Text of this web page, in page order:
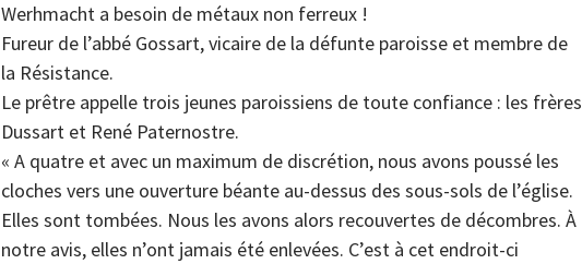
Werhmacht a besoin de métaux non ferreux !
Fureur de l’abbé Gossart, vicaire de la défunte paroisse et membre de
la Résistance.
Le prêtre appelle trois jeunes paroissiens de toute confiance : les frères
Dussart et René Paternostre.
« A quatre et avec un maximum de discrétion, nous avons poussé les
cloches vers une ouverture béante au-dessus des sous-sols de l’église.
Elles sont tombées. Nous les avons alors recouvertes de décombres. À
notre avis, elles n’ont jamais été enlevées. C’est à cet endroit-ci